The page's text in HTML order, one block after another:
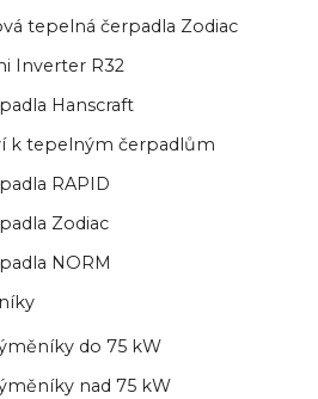
tepelná čerpadla Zodiac
Inverter R32
Hanscraft
k tepelným čerpadlům
RAPID
Zodiac
NORM
do 75 kW
nad 75 kW